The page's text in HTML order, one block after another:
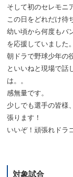
そして初のセレモニ
この日をどれだけ待
幼い頃から何度もバ
を応援していました。
朝ドラで野球少年の
といいねと現場で話
は。。
感無量です。
少しでも選手の皆様
張ります！
いいぞ！頑張れドラ
対象試合